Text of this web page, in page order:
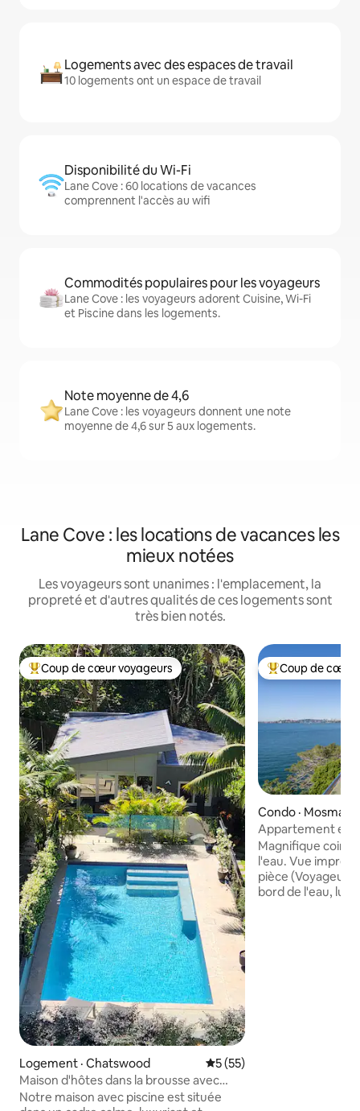
Logements avec des espaces de travail
10 logements ont un espace de travail
Disponibilité du Wi-Fi
Lane Cove : 60 locations de vacances
comprennent l'accès au wifi
Commodités populaires pour les voyageurs
Lane Cove : les voyageurs adorent Cuisine, Wi-Fi
et Piscine dans les logements.
Note moyenne de 4,6
Lane Cove : les voyageurs donnent une note
moyenne de 4,6 sur 5 aux logements.
Lane Cove : les locations de vacances les
mieux notées
Les voyageurs sont unanimes : l'emplacement, la
propreté et d'autres qualités de ces logements sont
très bien notés.
Coup de cœur voyageurs parmi les plus aimés
Coup de cœur voyageurs
Logement · Chatswood Note moyenne de 5 sur 5,
5 (55)
Maison d'hôtes dans la brousse avec
utilisation de la piscine
Notre maison avec piscine est située
Coup de cœur
Coup de cœur
Condo · Mosman
Appartement en
panoramique
Magnifique coin
l'eau. Vue
pièce (Voyageur
bord de l'eau,